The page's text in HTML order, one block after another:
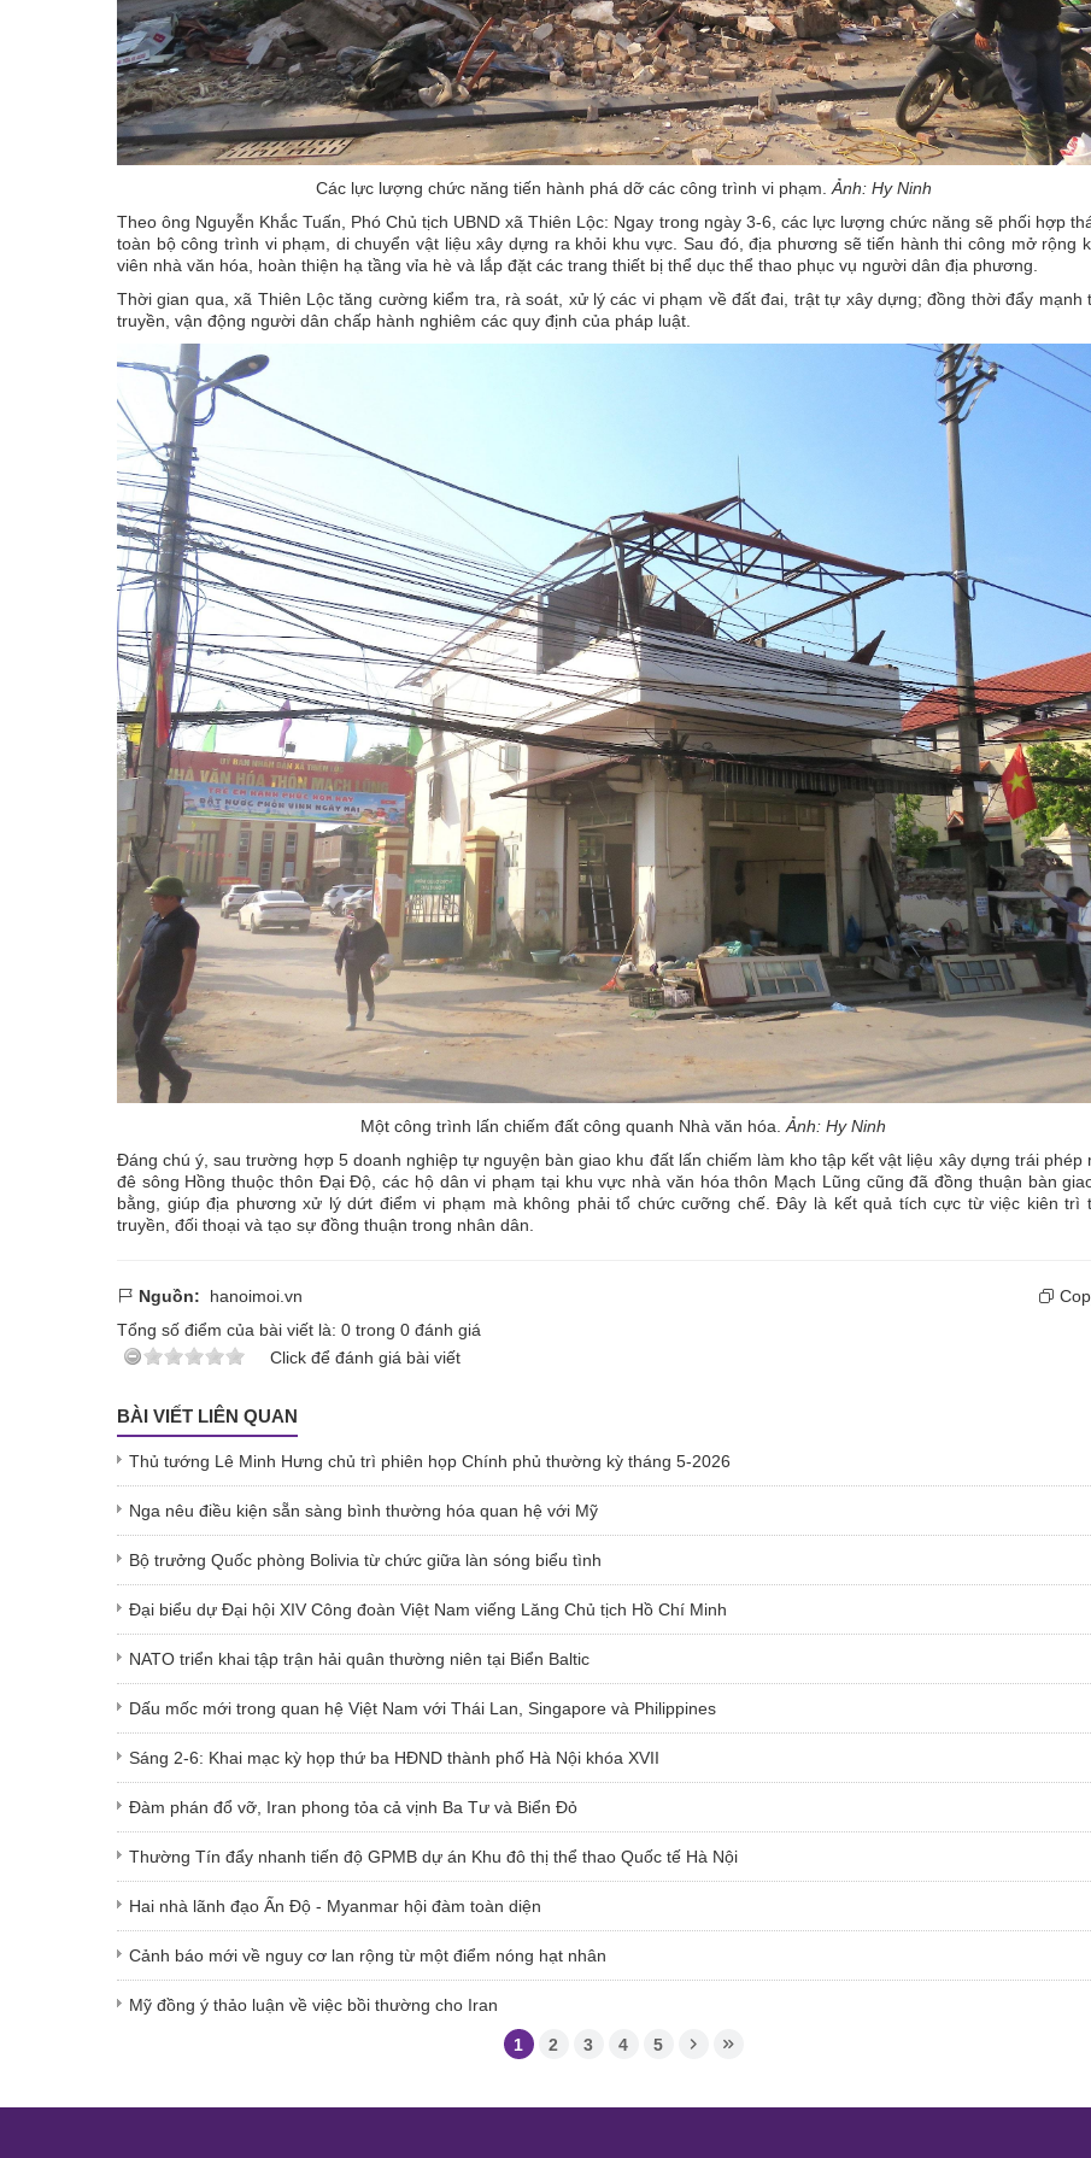
Các lực lượng chức năng tiến hành phá dỡ các công trình vi phạm. Ảnh: Hy Ninh
Theo ông Nguyễn Khắc Tuấn, Phó Chủ tịch UBND xã Thiên Lộc: Ngay trong ngày 3-6, các lực lượng chức năng sẽ phối hợp
toàn bộ công trình vi phạm, di chuyển vật liệu xây dựng ra khỏi khu vực. Sau đó, địa phương sẽ tiến hành thi công mở rộng
viên nhà văn hóa, hoàn thiện hạ tầng vỉa hè và lắp đặt các trang thiết bị thể dục thể thao phục vụ người dân địa phương.
Thời gian qua, xã Thiên Lộc tăng cường kiểm tra, rà soát, xử lý các vi phạm về đất đai, trật tự xây dựng; đồng thời đẩy mạnh
truyền, vận động người dân chấp hành nghiêm các quy định của pháp luật.
Một công trình lấn chiếm đất công quanh Nhà văn hóa. Ảnh: Hy Ninh
Đáng chú ý, sau trường hợp 5 doanh nghiệp tự nguyện bàn giao khu đất lấn chiếm làm kho tập kết vật liệu xây dựng trái phép
đê sông Hồng thuộc thôn Đại Độ, các hộ dân vi phạm tại khu vực nhà văn hóa thôn Mạch Lũng cũng đã đồng thuận bàn
bằng, giúp địa phương xử lý dứt điểm vi phạm mà không phải tổ chức cưỡng chế. Đây là kết quả tích cực từ việc kiên trì
truyền, đối thoại và tạo sự đồng thuận trong nhân dân.
Nguồn: hanoimoi.vn
Tổng số điểm của bài viết là: 0 trong 0 đánh giá
Click để đánh giá bài viết
BÀI VIẾT LIÊN QUAN
Thủ tướng Lê Minh Hưng chủ trì phiên họp Chính phủ thường kỳ tháng 5-2026
Nga nêu điều kiện sẵn sàng bình thường hóa quan hệ với Mỹ
Bộ trưởng Quốc phòng Bolivia từ chức giữa làn sóng biểu tình
Đại biểu dự Đại hội XIV Công đoàn Việt Nam viếng Lăng Chủ tịch Hồ Chí Minh
NATO triển khai tập trận hải quân thường niên tại Biển Baltic
Dấu mốc mới trong quan hệ Việt Nam với Thái Lan, Singapore và Philippines
Sáng 2-6: Khai mạc kỳ họp thứ ba HĐND thành phố Hà Nội khóa XVII
Đàm phán đổ vỡ, Iran phong tỏa cả vịnh Ba Tư và Biển Đỏ
Thường Tín đẩy nhanh tiến độ GPMB dự án Khu đô thị thể thao Quốc tế Hà Nội
Hai nhà lãnh đạo Ấn Độ - Myanmar hội đàm toàn diện
Cảnh báo mới về nguy cơ lan rộng từ một điểm nóng hạt nhân
Mỹ đồng ý thảo luận về việc bồi thường cho Iran
1 2 3 4 5